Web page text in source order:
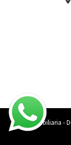
Libra Inmobiliaria -